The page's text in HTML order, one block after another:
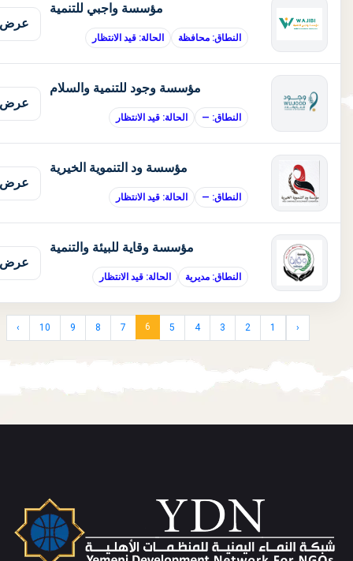
مؤسسة واجبي للتنمية
النطاق: محافظة الحالة: قيد الانتظار
مؤسسة وجود للتنمية والسلام
النطاق: — الحالة: قيد الانتظار
مؤسسة ود التنموية الخيرية
النطاق: — الحالة: قيد الانتظار
مؤسسة وقاية للبيئة والتنمية
النطاق: مديرية الحالة: قيد الانتظار
‹
1
2
3
4
5
6
7
8
9
10
›